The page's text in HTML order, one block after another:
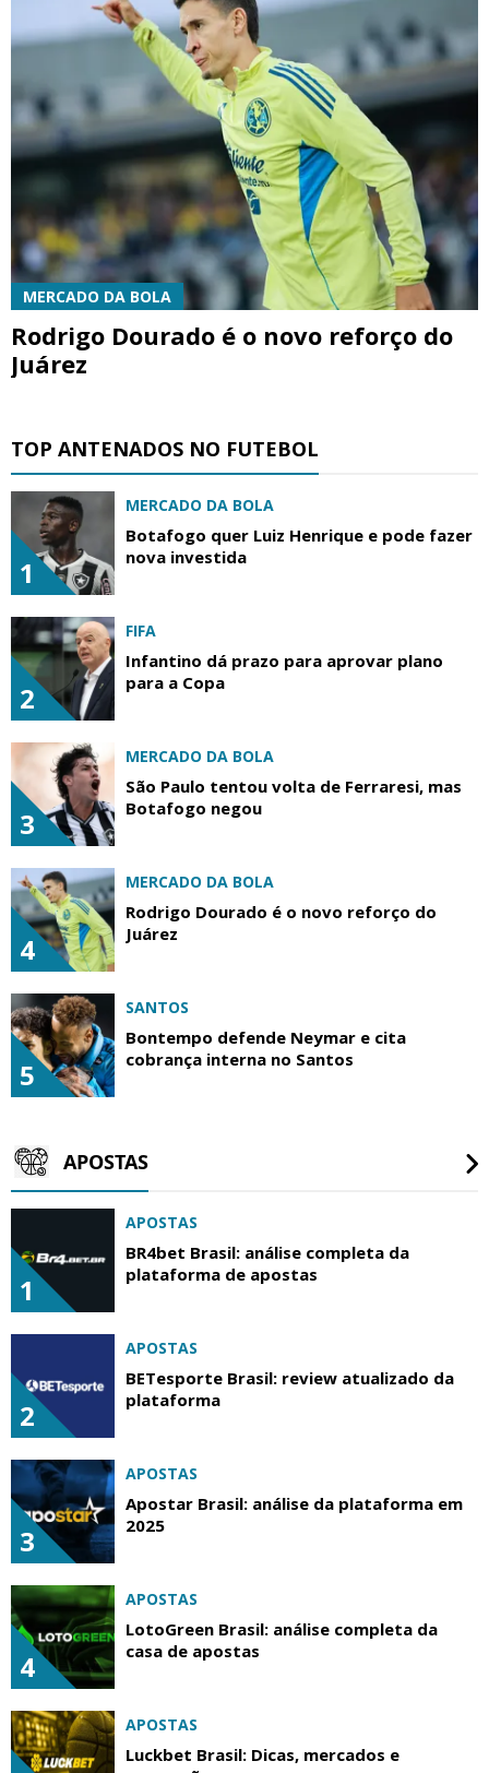
MERCADO DA BOLA
Rodrigo Dourado é o novo reforço do
Juárez
TOP ANTENADOS NO FUTEBOL
1
MERCADO DA BOLA
Botafogo quer Luiz Henrique e pode fazer
nova investida
2
FIFA
Infantino dá prazo para aprovar plano
para a Copa
3
MERCADO DA BOLA
São Paulo tentou volta de Ferraresi, mas
Botafogo negou
4
MERCADO DA BOLA
Rodrigo Dourado é o novo reforço do
Juárez
5
SANTOS
Bontempo defende Neymar e cita
cobrança interna no Santos
APOSTAS
1
APOSTAS
BR4bet Brasil: análise completa da
plataforma de apostas
2
APOSTAS
BETesporte Brasil: review atualizado da
plataforma
3
APOSTAS
Apostar Brasil: análise da plataforma em
2025
4
APOSTAS
LotoGreen Brasil: análise completa da
casa de apostas
APOSTAS
Luckbet Brasil: Dicas, mercados e